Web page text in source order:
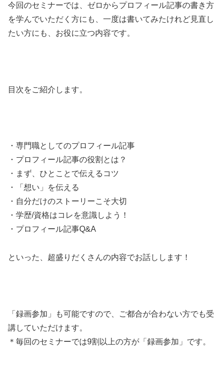
今回のセミナーでは、ゼロからプロフィール記事の書き方
を学んでいただく方にも、一度は書いてみたけれど見直し
たい方にも、お役に立つ内容です。
目次をご紹介します。
・専門職としてのプロフィール記事
・プロフィール記事の役割とは？
・まず、ひとことで伝えるコツ
・「想い」を伝える
・自分だけのストーリーこそ大切
・学歴/資格はコレを意識しよう！
・プロフィール記事Q&A
といった、超盛りだくさんの内容でお話しします！
「録画参加」も可能ですので、ご都合が合わない方でも受
講していただけます。
＊毎回のセミナーでは9割以上の方が「録画参加」です。